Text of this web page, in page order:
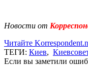
Новости от
Читайте
ТЕГИ: Киев,
Если вы заметили